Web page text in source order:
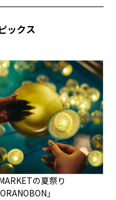
ックス
の夏祭り
」